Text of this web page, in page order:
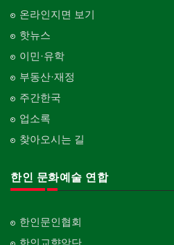
온라인지면 보기
핫뉴스
이민·유학
부동산·재정
주간한국
업소록
찾아오시는 길
한인 문화예술 연합
한인문인협회
한인교향악단